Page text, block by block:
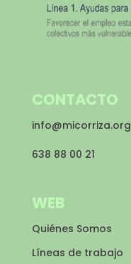
CONTACTO
info@micorriza.org
638 88 00 21
WEB
Quiénes Somos
Líneas de trabajo